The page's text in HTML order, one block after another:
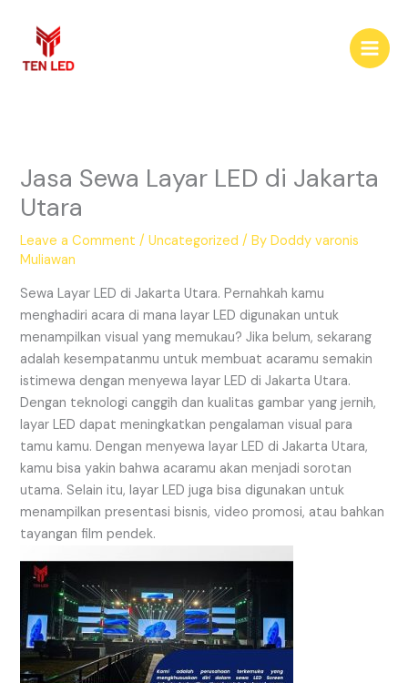
content
Jasa Sewa Layar LED di Jakarta
Utara
Leave a Comment /Uncategorized / ByDoddy varonis
Muliawan
Sewa Layar LED di Jakarta Utara. Pernahkah kamu
menghadiri acara di mana layar LED digunakan untuk
menampilkan visual yang memukau? Jika belum, sekarang
adalah kesempatanmu untuk membuat acaramu semakin
istimewa dengan menyewa layar LED di Jakarta Utara.
Dengan teknologi canggih dan kualitas gambar yang jernih,
layar LED dapat meningkatkan pengalaman visual para
tamu kamu. Dengan menyewa layar LED di Jakarta Utara,
kamu bisa yakin bahwa acaramu akan menjadi sorotan
utama. Selain itu, layar LED juga bisa digunakan untuk
menampilkan presentasi bisnis, video promosi, atau bahkan
tayangan film pendek.